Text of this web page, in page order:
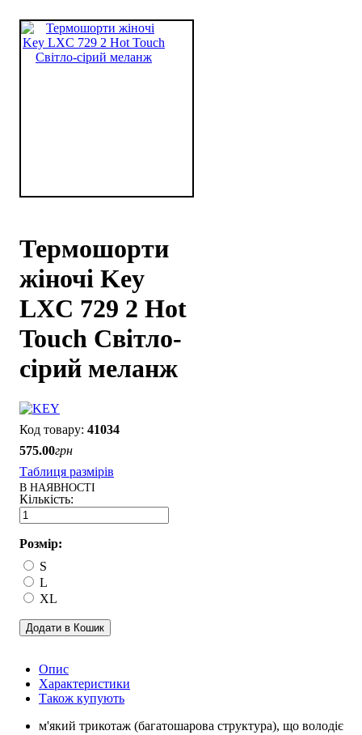
Термошорти
жіночі Key
LXС 729 2 Hot
Touch Світло-
сірий меланж
41034
575.00грн
Таблиця размірів
В НАЯВНОСТІ
Розмір:
S
L
XL
Додати в Кошик
Опис
Характеристики
Також купують
м'який трикотаж (багатошарова структура), що володіє